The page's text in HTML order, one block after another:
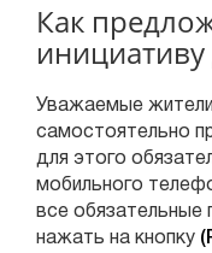
Как
инициативу
Уважаемые
самостоятельно
для этого
мобильного
все
нажать на кнопку